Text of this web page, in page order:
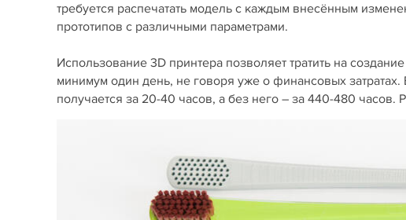
требуется распечатать модель с каждым внесённым
прототипов с различными параметрами.
Использование 3D принтера позволяет тратить на
минимум один день, не говоря уже о финансовых
получается за 20-40 часов, а без него – за 440-480 часов.